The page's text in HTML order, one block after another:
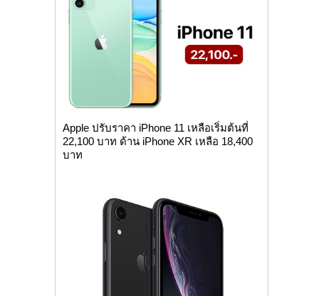
Apple ปรับราคา iPhone 11 เหลือเริ่มต้นที่
22,100 บาท ด้าน iPhone XR เหลือ 18,400
บาท